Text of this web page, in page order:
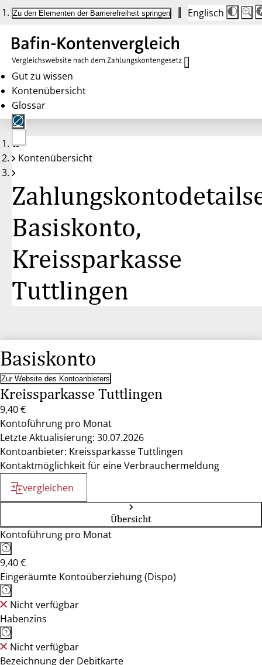
Zu den Elementen der Barrierefreiheit springen Englisch
Die
auf
100
100
Gut zu wissen
Kontenübersicht
Glossar
Keine
Konten
Kontenübersicht
Basiskonto,
Kreissparkasse
Tuttlingen
Basiskonto
Zur Website des Kontoanbieters
Kreissparkasse Tuttlingen
9,40 €
Kontoführung pro Monat
Letzte Aktualisierung: 30.07.2026
Kontoanbieter: Kreissparkasse Tuttlingen
Kontaktmöglichkeit für eine Verbrauchermeldung
vergleichen
Übersicht
Kontoführung pro Monat
9,40 €
Eingeräumte Kontoüberziehung (Dispo)
Nicht verfügbar
Habenzins
Nicht verfügbar
Bezeichnung der Debitkarte